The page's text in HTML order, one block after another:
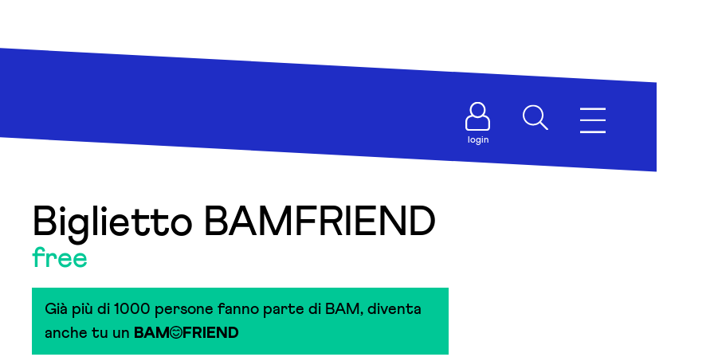
login
Biglietto BAMFRIEND
free
Già più di 1000 persone fanno parte di BAM, diventa
anche tu un BAM FRIEND